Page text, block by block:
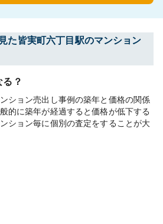
た皆実町六丁目駅のマンション
？
ション売出し事例の築年と価格の関係
的に築年が経過すると価格が低下する
ション毎に個別の査定をすることが大